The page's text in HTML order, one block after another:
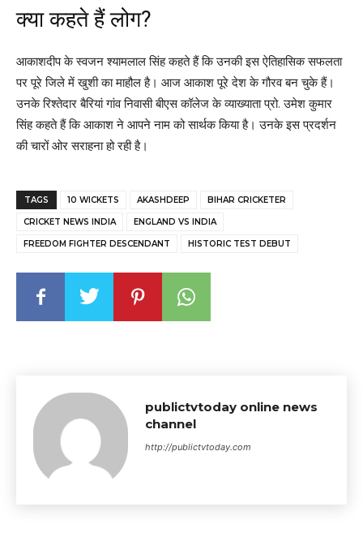
क्या कहते हैं लोग?
आकाशदीप के स्वजन श्यामलाल सिंह कहते हैं कि उनकी इस ऐतिहासिक सफलता
पर पूरे जिले में खुशी का माहौल है। आज आकाश पूरे देश के गौरव बन चुके हैं।
उनके रिश्तेदार बैरियां गांव निवासी बीएस कॉलेज के व्याख्याता प्रो. उमेश कुमार
सिंह कहते हैं कि आकाश ने आपने नाम को सार्थक किया है। उनके इस प्रदर्शन
की चारों ओर सराहना हो रही है।
TAGS 10 WICKETS AKASHDEEP BIHAR CRICKETER
CRICKET NEWS INDIA ENGLAND VS INDIA
FREEDOM FIGHTER DESCENDANT HISTORIC TEST DEBUT
publictvtoday online news
channel
http://publictvtoday.com